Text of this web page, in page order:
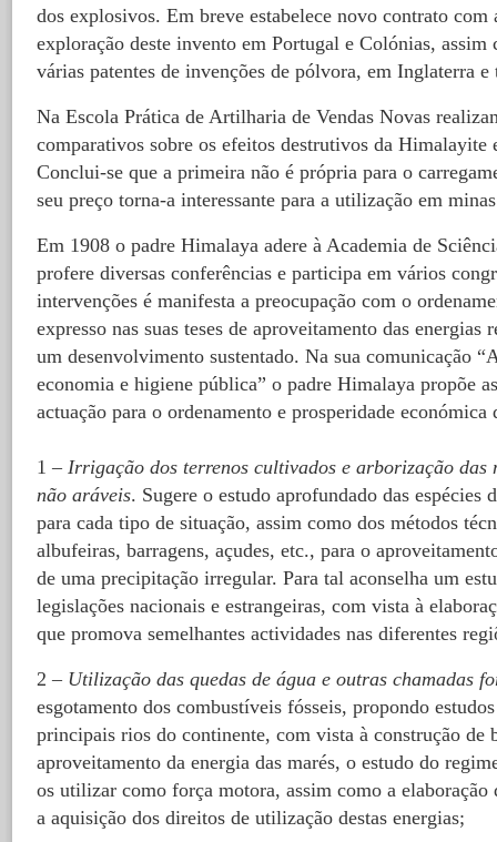
dos explosivos. Em breve estabelece novo contrato com
exploração deste invento em Portugal e Colónias, assim
várias patentes de invenções de pólvora, em Inglaterra
Na Escola Prática de Artilharia de Vendas Novas
comparativos sobre os efeitos destrutivos da Himalayite
Conclui-se que a primeira não é própria para o
seu preço torna-a interessante para a utilização em
Em 1908 o padre Himalaya adere à Academia de
profere diversas conferências e participa em vários
intervenções é manifesta a preocupação com o
expresso nas suas teses de aproveitamento das energias
um desenvolvimento sustentado. Na sua comunicação
economia e higiene pública” o padre Himalaya propõe
actuação para o ordenamento e prosperidade económica
1 – Irrigação dos terrenos cultivados e arborização das
não aráveis. Sugere o estudo aprofundado das espécies
para cada tipo de situação, assim como dos métodos
albufeiras, barragens, açudes, etc., para o
de uma precipitação irregular. Para tal aconselha um
legislações nacionais e estrangeiras, com vista à
que promova semelhantes actividades nas diferentes
2 – Utilização das quedas de água e outras chamadas
esgotamento dos combustíveis fósseis, propondo
principais rios do continente, com vista à construção de
aproveitamento da energia das marés, o estudo do
os utilizar como força motora, assim como a
a aquisição dos direitos de utilização destas energias;